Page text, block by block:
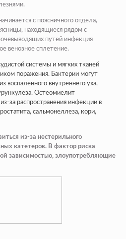
с поясничного отдела,
находящиеся рядом с
путей инфекция
венозное сплетение.
системы и мягких тканей
поражения. Бактерии могут
воспаленного внутреннего уха,
Остеомиелит
за распространения инфекции в
сальмонеллеза, кори,
из-за нестерильного
катетеров. В фактор риска
зависимостью, злоупотребляющие